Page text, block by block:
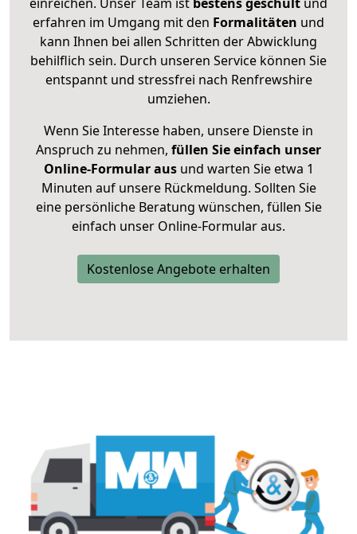
erfahren im Umgang mit den Formalitäten und
kann Ihnen bei allen Schritten der Abwicklung
behilflich sein. Durch unseren Service können Sie
entspannt und stressfrei nach Renfrewshire
umziehen.
Wenn Sie Interesse haben, unsere Dienste in
Anspruch zu nehmen, füllen Sie einfach unser
Online-Formular ausund warten Sie etwa 1
Minuten auf unsere Rückmeldung. Sollten Sie
eine persönliche Beratung wünschen, füllen Sie
einfach unser Online-Formular aus.
Kostenlose Angebote erhalten